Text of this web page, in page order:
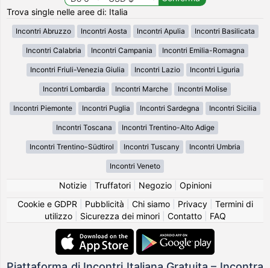
Trova single nelle aree di: Italia
Incontri Abruzzo Incontri Aosta Incontri Apulia Incontri Basilicata
Incontri Calabria Incontri Campania Incontri Emilia-Romagna
Incontri Friuli-Venezia Giulia Incontri Lazio Incontri Liguria
Incontri Lombardia Incontri Marche Incontri Molise
Incontri Piemonte Incontri Puglia Incontri Sardegna Incontri Sicilia
Incontri Toscana Incontri Trentino-Alto Adige
Incontri Trentino-Südtirol Incontri Tuscany Incontri Umbria
Incontri Veneto
Notizie| Truffatori| Negozio| Opinioni
Cookie e GDPR
Pubblicità Chi siamo| Privacy| Termini di
utilizzo| Sicurezza dei minori| Contatto| FAQ